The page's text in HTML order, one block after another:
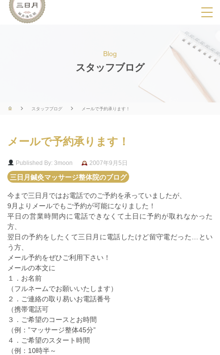
SPメニ
ー
展
用
ボ
Blog
スタッフブログ
スタッフブログ メールで予約承ります！
メールで予約承ります！
Published By: 3moon
2007年9月5日
三日月鍼灸マッサージ整体院のブログ
今まで三日月ではお電話でのご予約を承っていましたが、
9月よりメールでもご予約が可能になりました！
平日の営業時間内に電話できなくて土日に予約が取れなかった
方、
翌日の予約をしたくて三日月に電話したけど留守電だった…とい
う方、
メール予約をぜひご利用下さい！
メールの本文に
１．お名前
（フルネームでお願いいたします）
２．ご連絡の取り易いお電話番号
（携帯電話可
３．ご希望のコースとお時間
（例：”マッサージ整体45分”
４．ご希望のスタート時間
（例：10時半～